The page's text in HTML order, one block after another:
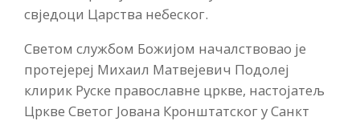
свједоци Царства небеског.
Светом службом Божијом началствовао је
протејереј Михаил Матвејевич Подолеј
клирик Руске православне цркве, настојатељ
Цркве Светог Јована Кронштатског у Санкт